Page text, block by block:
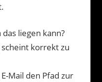
liegen kann?
korrekt zu
Mail den Pfad zur